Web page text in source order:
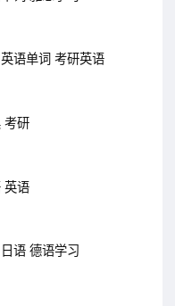
英语单词 考研英语
考研
英语
日语 德语学习